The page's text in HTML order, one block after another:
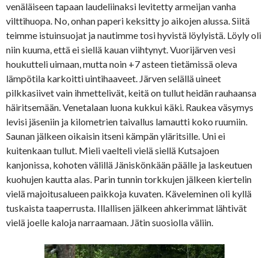
venäläiseen tapaan laudeliinaksi levitetty armeijan vanha
vilttihuopa. No, onhan paperi keksitty jo aikojen alussa. Siitä
teimme istuinsuojat ja nautimme tosi hyvistä löylyistä. Löyly oli
niin kuuma, että ei siellä kauan viihtynyt. Vuorijärven vesi
houkutteli uimaan, mutta noin +7 asteen tietämissä oleva
lämpötila karkoitti uintihaaveet. Järven selällä uineet
pilkkasiivet vain ihmettelivät, keitä on tullut heidän rauhaansa
häiritsemään. Venetalaan luona kukkui käki. Raukea väsymys
levisi jäseniin ja kilometrien taivallus lamautti koko ruumiin.
Saunan jälkeen oikaisin itseni kämpän yläritsille. Uni ei
kuitenkaan tullut. Mieli vaelteli vielä siellä Kutsajoen
kanjonissa, kohoten välillä Jäniskönkään päälle ja laskeutuen
kuohujen kautta alas. Parin tunnin torkkujen jälkeen kiertelin
vielä majoitusalueen paikkoja kuvaten. Käveleminen oli kyllä
tuskaista taaperrusta. Illallisen jälkeen ahkerimmat lähtivät
vielä joelle kaloja narraamaan. Jätin suosiolla väliin.